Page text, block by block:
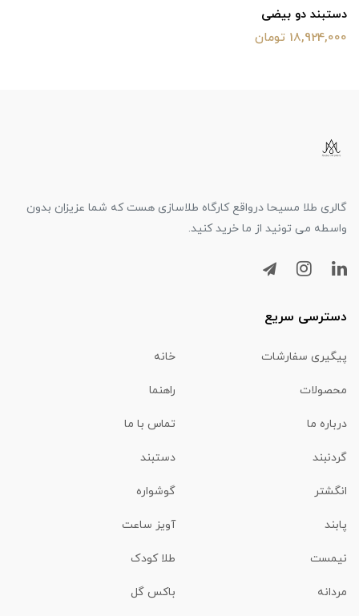
دستبند دو بیضی
18,924,000 تومان
گالری طلا مسیحا درواقع کارگاه طلاسازی هست که شما عزیزان بدون
واسطه می تونید از ما خرید کنید.
دسترسی سریع
پیگیری سفارشات خانه
محصولات راهنما
درباره ما تماس با ما
گردنبند دستبند
انگشتر گوشواره
پابند آویز ساعت
نیمست طلا کودک
مردانه باکس گل